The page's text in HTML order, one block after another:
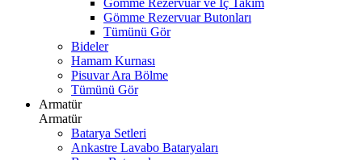
Gömme Rezervuar ve İç Takım
Gömme Rezervuar Butonları
Tümünü Gör
Bideler
Hamam Kurnası
Pisuvar Ara Bölme
Tümünü Gör
Armatür
Armatür
Batarya Setleri
Ankastre Lavabo Bataryaları